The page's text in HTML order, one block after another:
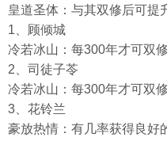
皇道圣体：与其双修后可提
1、顾倾城
冷若冰山：每300年才可双
2、司徒子苓
冷若冰山：每300年才可双
3、花铃兰
豪放热情：有几率获得良好